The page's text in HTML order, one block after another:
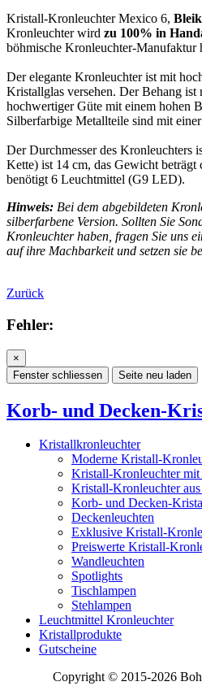
Kristall-Kronleuchter Mexico 6,
Kronleuchter wird zu 100% in
böhmische Kronleuchter-Manufaktur
Der elegante Kronleuchter ist mit
Kristallglas versehen. Der Behang ist
hochwertiger Güte mit einem hohen
Silberfarbige Metallteile sind mit
Der Durchmesser des Kronleuchters
Kette) ist 14 cm, das Gewicht
benötigt 6 Leuchtmittel (G9 LED).
Hinweis: Bei dem abgebildeten
silberfarbene Version. Sollten Sie
Kronleuchter haben, fragen Sie uns
auf ihre Machbarkeit und setzen sie
Zurück
Fehler:
×
Fenster schliessen
Seite neu laden
Korb- und Decken-
Kristallkronleuchter
Moderne Kristall-
Kristall-Kronleuchter mit
Kristall-Kronleuchter
Korb- und Decken-
Deckenleuchten
Exklusive Kristall-
Preiswerte Kristall-
Wandleuchten
Spotlights
Tischlampen
Stehlampen
Leuchtmittel Kronleuchter
Kristallprodukte
Gutscheine
Copyright © 2015-2026